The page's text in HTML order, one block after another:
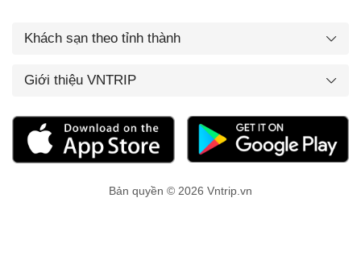
Khách sạn theo tỉnh thành
Giới thiệu VNTRIP
Bản quyền © 2026 Vntrip.vn